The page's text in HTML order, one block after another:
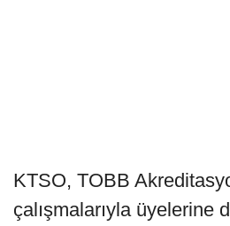
KTSO, TOBB
çalışmalarıyla üyelerine